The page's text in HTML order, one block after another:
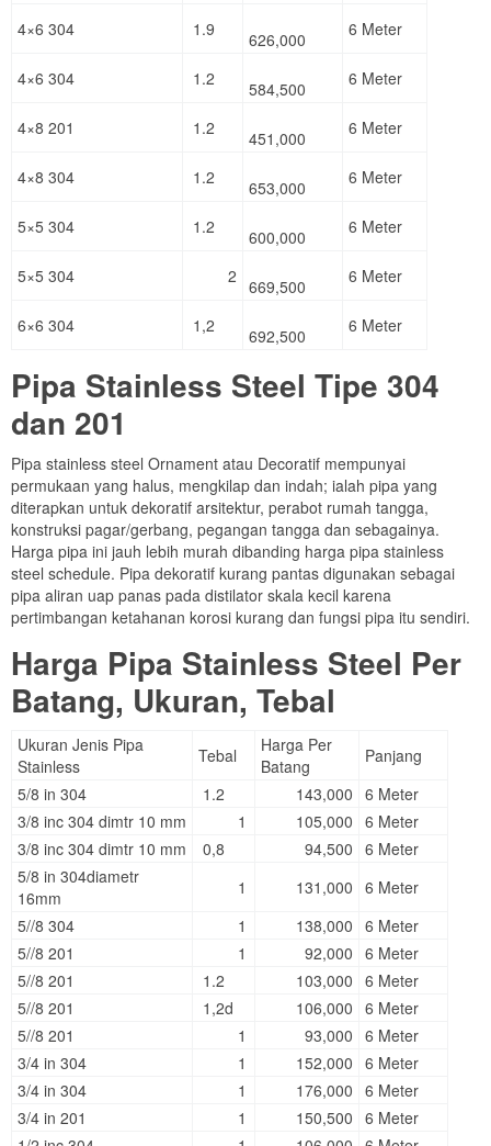
4×6 304
1.9 626,000 6 Meter
4×6 304 1.2 584,500 6 Meter
4×8 201 1.2 451,000 6 Meter
4×8 304 1.2 653,000 6 Meter
5×5 304 1.2 600,000 6 Meter
5×5 304 2 669,500 6 Meter
6×6 304 1,2 692,500 6 Meter
Pipa Stainless Steel Tipe 304
dan 201
Pipa stainless steel Ornament atau Decoratif mempunyai
permukaan yang halus, mengkilap dan indah; ialah pipa yang
diterapkan untuk dekoratif arsitektur, perabot rumah tangga,
konstruksi pagar/gerbang, pegangan tangga dan sebagainya.
Harga pipa ini jauh lebih murah dibanding harga pipa stainless
steel schedule. Pipa dekoratif kurang pantas digunakan sebagai
pipa aliran uap panas pada distilator skala kecil karena
pertimbangan ketahanan korosi kurang dan fungsi pipa itu sendiri.
Harga Pipa Stainless Steel Per
Batang, Ukuran, Tebal
Ukuran Jenis Pipa
Stainless
Tebal
Harga Per
Batang
Panjang
5/8 in 304
1.2 143,000 6 Meter
3/8 inc 304 dimtr 10 mm
1 105,000 6 Meter
3/8 inc 304 dimtr 10 mm
0,8 94,500 6 Meter
5/8 in 304diametr
16mm
1 131,000 6 Meter
5//8 304
1 138,000 6 Meter
5//8 201
1 92,000 6 Meter
5//8 201
1.2 103,000 6 Meter
5//8 201
1,2d 106,000 6 Meter
5//8 201
1 93,000 6 Meter
3/4 in 304
1 152,000 6 Meter
3/4 in 304
1 176,000 6 Meter
3/4 in 201
1 150,500 6 Meter